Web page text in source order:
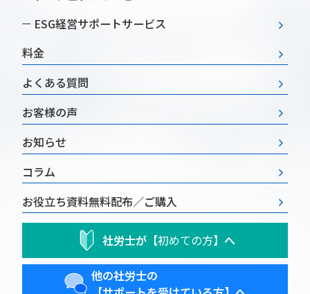
ESG経営サポートサービス
料金
よくある質問
お客様の声
お知らせ
コラム
お役立ち資料無料配布／ご購入
社労士が【初めての方】 へ
他の社労士の